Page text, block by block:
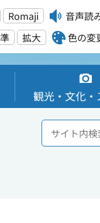
Romaji 音声読
拡大 色の変
観光・文化・